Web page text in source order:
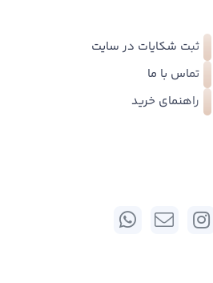
ثبت شکایات در سایت
تماس با ما
راهنمای خرید